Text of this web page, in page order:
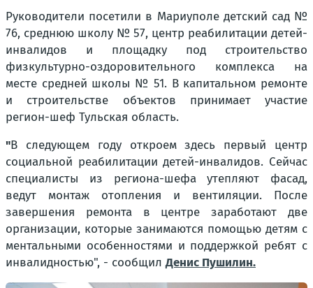
Руководители посетили в Мариуполе детский сад №
76, среднюю школу № 57, центр реабилитации детей-
инвалидов и площадку под строительство
физкультурно-оздоровительного комплекса на
месте средней школы № 51. В капитальном ремонте
и строительстве объектов принимает участие
регион-шеф Тульская область.
"В следующем году откроем здесь первый центр
социальной реабилитации детей-инвалидов. Сейчас
специалисты из региона-шефа утепляют фасад,
ведут монтаж отопления и вентиляции. После
завершения ремонта в центре заработают две
организации, которые занимаются помощью детям с
ментальными особенностями и поддержкой ребят с
инвалидностью", - сообщилДенис Пушилин.